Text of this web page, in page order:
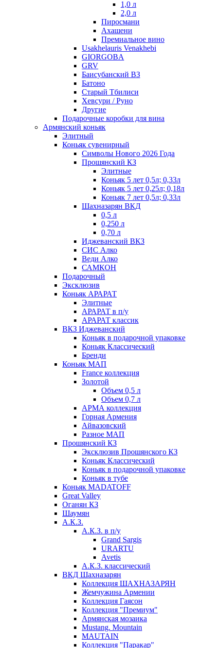
1,0 л
2,0 л
Пиросмани
Ахашени
Премиальное вино
Usakhelauris Venakhebi
GIORGOBA
GRV
Баисубанский ВЗ
Батоно
Старый Тбилиси
Хевсури / Руно
Другие
Подарочные коробки для вина
Армянский коньяк
Элитный
Коньяк сувенирный
Символы Нового 2026 Года
Прошянский КЗ
Элитные
Коньяк 5 лет 0,5л; 0,33л
Коньяк 5 лет 0,25л; 0,18л
Коньяк 7 лет 0,5л; 0,33л
Шахназарян ВКД
0,5 л
0,250 л
0,70 л
Иджеванский ВКЗ
СИС Алко
Веди Алко
САМКОН
Подарочный
Эксклюзив
Коньяк АРАРАТ
Элитные
АРАРАТ в п/у
АРАРАТ классик
ВКЗ Иджеванский
Коньяк в подарочной упаковке
Коньяк Классический
Бренди
Коньяк МАП
France коллекция
Золотой
Объем 0,5 л
Объем 0,7 л
АРМА коллекция
Горная Армения
Айвазовский
Разное МАП
Прошянский КЗ
Эксклюзив Прошянского КЗ
Коньяк Классический
Коньяк в подарочной упаковке
Коньяк в тубе
Коньяк MADATOFF
Great Valley
Оганян КЗ
Шаумян
А.К.З.
А.К.З. в п/у
Grand Sargis
URARTU
Avetis
А.К.З. классический
ВКД Шахназарян
Коллекция ШАХНАЗАРЯН
Жемчужина Армении
Коллекция Гаясон
Коллекция "Премиум"
Армянская мозаика
Mustang. Mountain
MAUTAIN
Коллекция "Паракар"